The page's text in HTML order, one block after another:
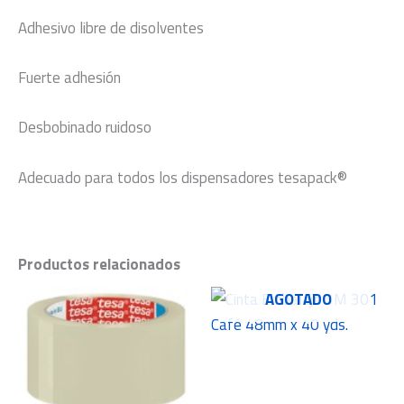
Adhesivo libre de disolventes
Fuerte adhesión
Desbobinado ruidoso
Adecuado para todos los dispensadores tesapack®
Productos relacionados
AGOTADO